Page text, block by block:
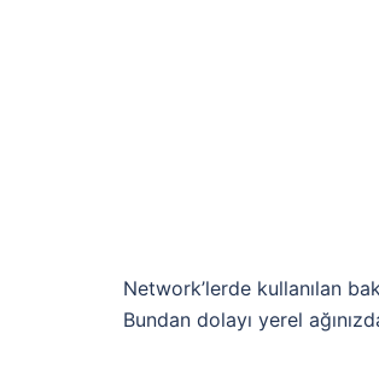
Network’lerde kullanılan
Bundan dolayı yerel